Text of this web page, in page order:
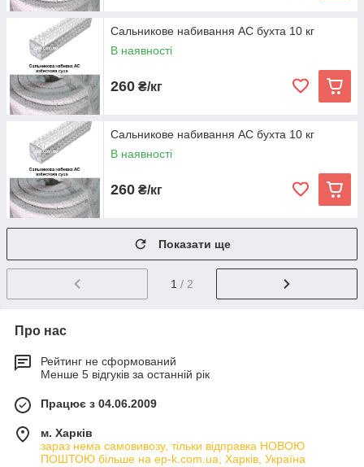
Сальникове набивання АС бухта 10 кг
В наявності
260 ₴/кг
Сальникове набивання АС бухта 10 кг
В наявності
260 ₴/кг
Показати ще
1 / 2
Про нас
Рейтинг не сформований
Менше 5 відгуків за останній рік
Працює з 04.06.2009
м. Харків
зараз нема самовивозу, тільки відправка НОВОЮ
ПОШТОЮ більше на ep-k.com.ua, Харків, Україна